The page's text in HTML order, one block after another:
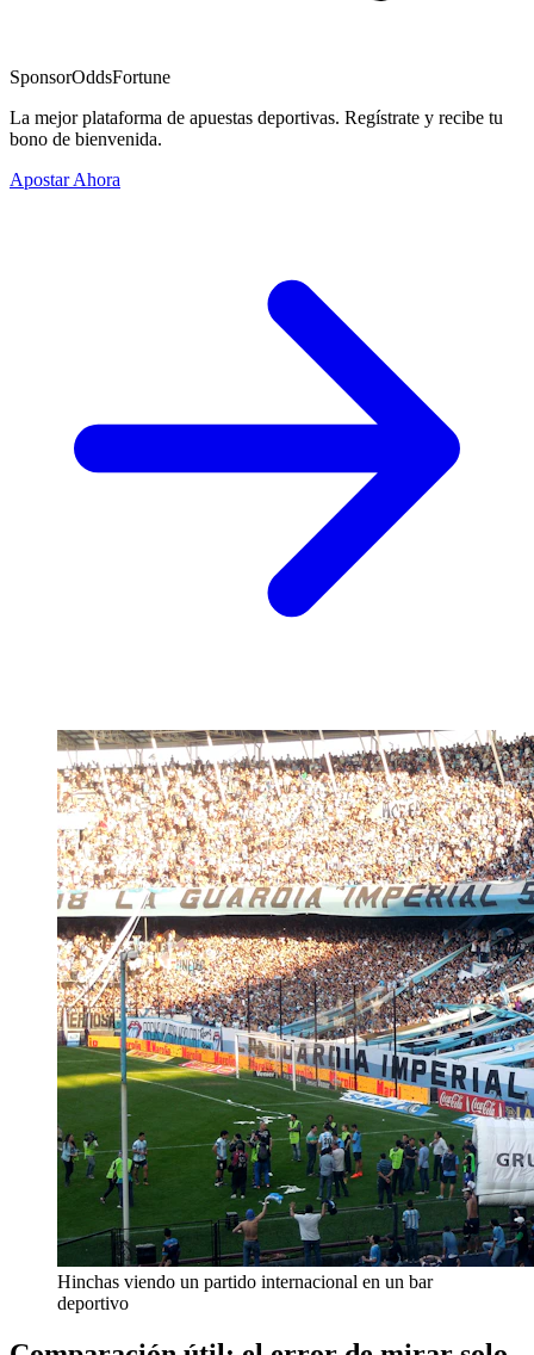
SponsorOddsFortune
La mejor plataforma de apuestas deportivas. Regístrate y recibe tu
bono de bienvenida.
Apostar Ahora
Hinchas viendo un partido internacional en un bar
deportivo